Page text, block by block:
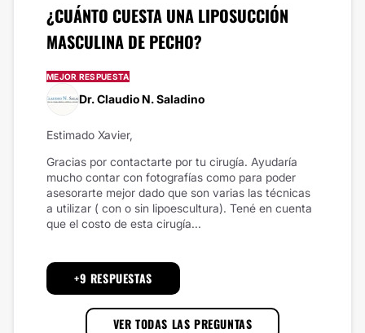
¿CUÁNTO CUESTA UNA LIPOSUCCIÓN
MASCULINA DE PECHO?
MEJOR RESPUESTA
Dr. Claudio N. Saladino
Estimado Xavier,
Gracias por contactarte por tu cirugía. Ayudaría
mucho contar con fotografías como para poder
asesorarte mejor dado que son varias las técnicas
a utilizar ( con o sin lipoescultura). Tené en cuenta
que el costo de esta cirugía...
+9 RESPUESTAS
VER TODAS LAS PREGUNTAS